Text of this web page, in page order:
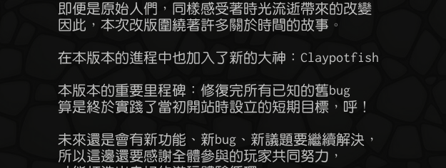
        即便是原始人們，同樣感受著時光流逝帶來的改變
        因此，本次改版圍繞著許多關於時間的故事。
        在本版本的進程中也加入了新的大神：Claypotfish
        本版本的重要里程碑：修復完所有已知的舊bug
        算是終於實踐了當初開站時設立的短期目標，呼！
        未來還是會有新功能、新bug、新議題要繼續解決，
        所以這邊還要感謝全體參與的玩家共同努力，